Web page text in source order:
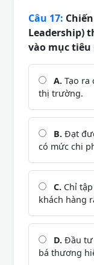
Câu 17:
Leadership)
vào mục tiêu
A. Tạo ra
thị trường.
B. Đạt
có mức chi
C. Chỉ
khách hàng
D. Đầu tư
bá thương